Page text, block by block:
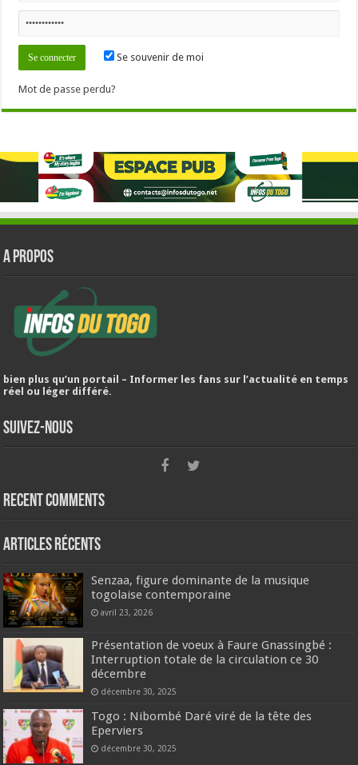
Se souvenir de moi
Mot de passe perdu?
A PROPOS
bien plus qu’un portail – Informer les fans sur l’actualité en temps
réel ou léger différé.
Suivez-nous
Recent Comments
Articles récents
Senzaa, figure dominante de la musique
togolaise contemporaine
avril 23, 2026
Présentation de voeux à Faure Gnassingbé :
Interruption totale de la circulation ce 30
décembre
décembre 30, 2025
Togo : Nibombé Daré viré de la tête des
Eperviers
décembre 30, 2025